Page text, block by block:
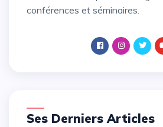
conférences et séminaires.
Ses Derniers Articles